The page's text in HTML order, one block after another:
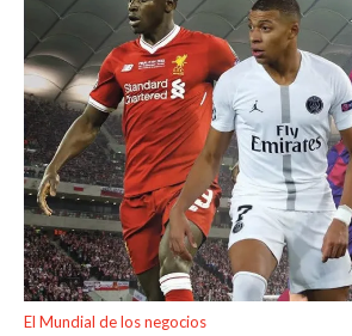
El Mundial de los negocios